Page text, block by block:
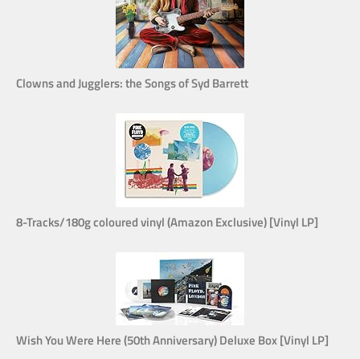
Clowns and Jugglers: the Songs of Syd Barrett
8-Tracks/180g coloured vinyl (Amazon Exclusive) [Vinyl LP]
Wish You Were Here (50th Anniversary) Deluxe Box [Vinyl LP]